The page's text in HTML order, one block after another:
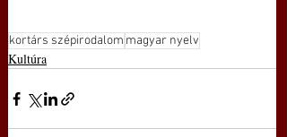
kortárs szépirodalom magyar nyelv
Kultúra